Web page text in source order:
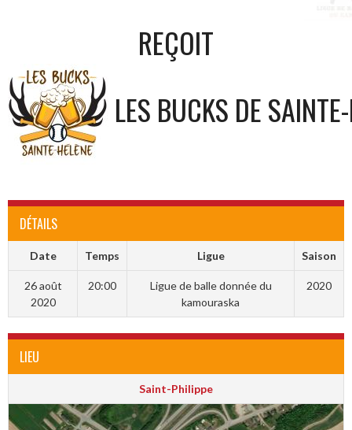
REÇOIT
LES BUCKS DE
DÉTAILS
Date Temps Ligue Saison
26 août
2020
20:00
Ligue de balle donnée du
kamouraska
2020
LIEU
Saint-Philippe